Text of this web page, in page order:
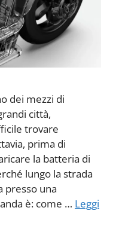
dei mezzi di
città,
trovare
prima di
la batteria di
lungo la strada
presso una
è: come … Leggi